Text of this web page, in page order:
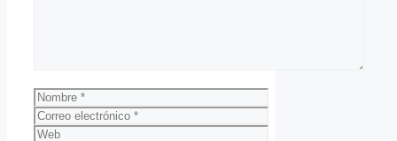
Nombre
Correo
electrónico
Web